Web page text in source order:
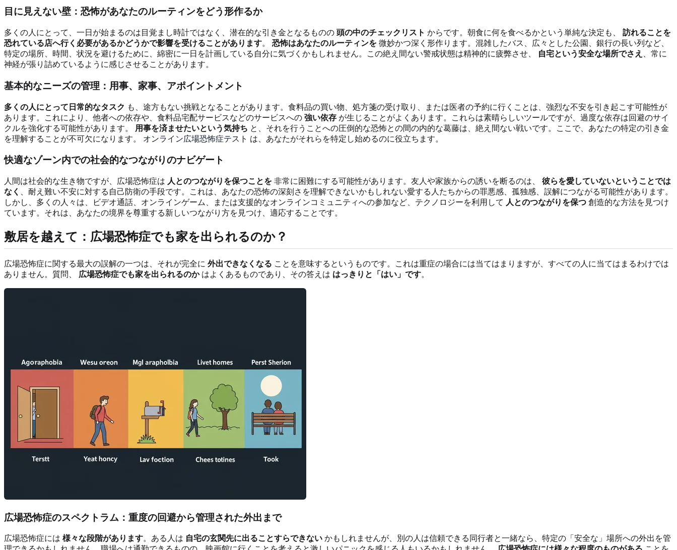
目に見えない壁：恐怖があなたのルーティンをどう形作るか
多くの人にとって、一日が始まるのは目覚まし時計ではなく、潜在的な引き金となるものの 頭の中のチェックリスト からです。朝食に何を食べるかという単純な決定も、 訪れることを
恐れている店へ行く必要があるかどうかで影響を受けることがあります。 恐怖はあなたのルーティンを 微妙かつ深く形作ります。混雑したバス、広々とした公園、銀行の長い列など、
特定の場所、時間、状況を避けるために、綿密に一日を計画している自分に気づくかもしれません。この絶え間ない警戒状態は精神的に疲弊させ、
自宅という安全な場所でさえ
、常に
神経が張り詰めているように感じさせることがあります。
基本的なニーズの管理：用事、家事、アポイントメント
多くの人にとって日常的なタスク も、途方もない挑戦となることがあります。食料品の買い物、処方箋の受け取り、または医者の予約に行くことは、強烈な不安を引き起こす可能性が
あります。これにより、他者への依存や、食料品宅配サービスなどのサービスへの 強い依存 が生じることがよくあります。これらは素晴らしいツールですが、過度な依存は回避のサイ
クルを強化する可能性があります。
用事を済ませたいという気持ち と、それを行うことへの圧倒的な恐怖との間の内的な葛藤は、絶え間ない戦いです。ここで、あなたの特定の引き金
を理解することが不可欠になります。 オンライン広場恐怖症テスト は、あなたがそれらを特定し始めるのに役立ちます。
快適なゾーン内での社会的なつながりのナビゲート
人間は社会的な生き物ですが、広場恐怖症は 人とのつながりを保つことを 非常に困難にする可能性があります。友人や家族からの誘いを断るのは、 彼らを愛していないということでは
なく
、耐え難い不安に対する自己防衛の手段です。これは、あなたの恐怖の深刻さを理解できないかもしれない愛する人たちからの罪悪感、孤独感、誤解につながる可能性があります。
しかし、多くの人々は、ビデオ通話、オンラインゲーム、または支援的なオンラインコミュニティへの参加など、テクノロジーを利用して 人とのつながりを保つ 創造的な方法を見つけ
ています。それは、あなたの境界を尊重する新しいつながり方を見つけ、適応することです。
敷居を越えて：広場恐怖症でも家を出られるのか？
広場恐怖症に関する最大の誤解の一つは、それが完全に 外出できなくなる ことを意味するというものです。これは重症の場合には当てはまりますが、すべての人に当てはまるわけでは
ありません。質問、 広場恐怖症でも家を出られるのかはよくあるものであり、その答えは はっきりと「はい」です。
広場恐怖症のスペクトラム：重度の回避から管理された外出まで
広場恐怖症には 様々な段階があります。ある人は 自宅の玄関先に出ることすらできない かもしれませんが、別の人は信頼できる同行者と一緒なら、特定の「安全な」場所への外出を管